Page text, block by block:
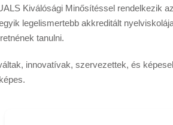
Kiválósági Minősítéssel rendelkezik
legelismertebb akkreditált
tanulni.
innovatívak, szervezettek, és